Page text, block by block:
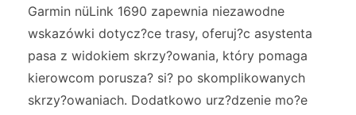
Garmin nüLink 1690 zapewnia niezawodne
wskazówki dotycz?ce trasy, oferuj?c asystenta
pasa z widokiem skrzy?owania, który pomaga
kierowcom porusza? si? po skomplikowanych
skrzy?owaniach. Dodatkowo urz?dzenie mo?e